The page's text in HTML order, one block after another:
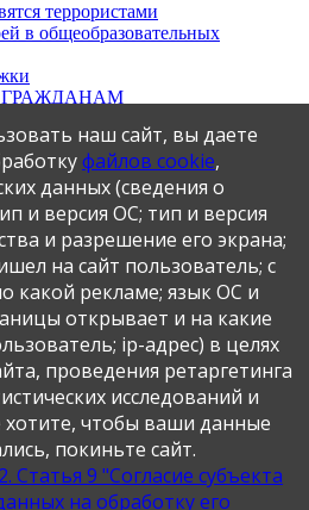
террористами
в общеобразовательных
осенний сезон
налогов физических
67 8 910Следующая Последняя
данных, в том числе
в соответствии с
от 27.07.2006 г. № 152-ФЗ " О
субъекта персональных
наш сайт, вы даете
файлов cookie,
данных (сведения о
и версия ОС; тип и версия
и разрешение его экрана;
на сайт пользователь; с
какой рекламе; язык ОС и
открывает и на какие
ip-адрес) в целях
проведения ретаргетинга
исследований и
хотите, чтобы ваши данные
покиньте сайт.
9 "Согласие субъекта
на обработку его